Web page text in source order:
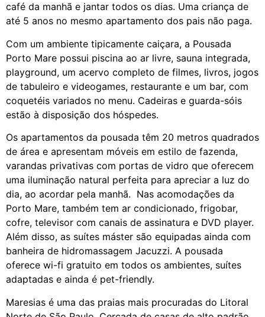
café da manhã e jantar todos os dias. Uma criança de
até 5 anos no mesmo apartamento dos pais não paga.
Com um ambiente tipicamente caiçara, a Pousada
Porto Mare possui piscina ao ar livre, sauna integrada,
playground, um acervo completo de filmes, livros, jogos
de tabuleiro e videogames, restaurante e um bar, com
coquetéis variados no menu. Cadeiras e guarda-sóis
estão à disposição dos hóspedes.
Os apartamentos da pousada têm 20 metros quadrados
de área e apresentam móveis em estilo de fazenda,
varandas privativas com portas de vidro que oferecem
uma iluminação natural perfeita para apreciar a luz do
dia, ao acordar pela manhã. Nas acomodações da
Porto Mare, também tem ar condicionado, frigobar,
cofre, televisor com canais de assinatura e DVD player.
Além disso, as suítes máster são equipadas ainda com
banheira de hidromassagem Jacuzzi. A pousada
oferece wi-fi gratuito em todos os ambientes, suítes
adaptadas e ainda é pet-friendly.
Maresias é uma das praias mais procuradas do Litoral